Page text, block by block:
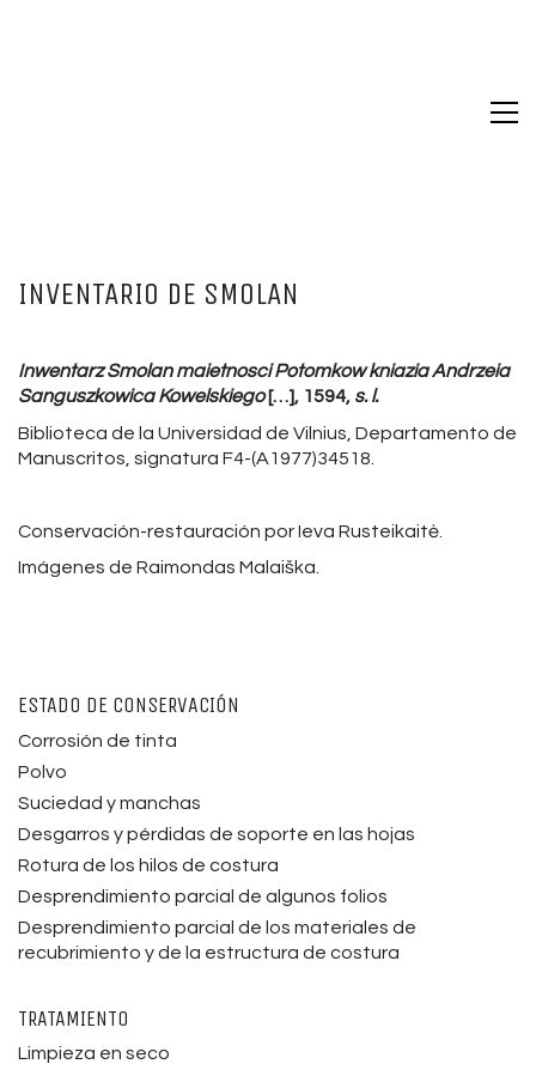
INVENTARIO DE SMOLAN
Inwentarz Smolan maietnosci Potomkow kniazia Andrzeia
Sanguszkowica Kowelskiego[…], 1594, s. l.
Biblioteca de la Universidad de Vilnius, Departamento de
Manuscritos, signatura F4-(A1977)34518.
Conservación-restauración por Ieva Rusteikaitė.
Imágenes de Raimondas Malaiška.
ESTADO DE CONSERVACIÓN
Corrosión de tinta
Polvo
Suciedad y manchas
Desgarros y pérdidas de soporte en las hojas
Rotura de los hilos de costura
Desprendimiento parcial de algunos folios
Desprendimiento parcial de los materiales de
recubrimiento y de la estructura de costura
TRATAMIENTO
Limpieza en seco